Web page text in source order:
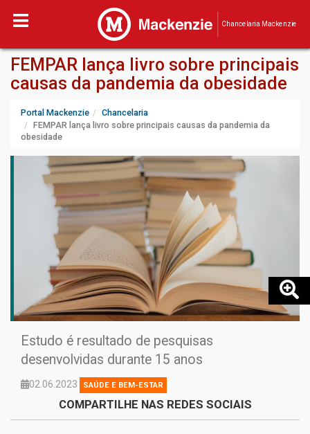
Chancelaria Mackenzie
FEMPAR lança livro sobre principais
causas da pandemia da obesidade
Portal Mackenzie
Chancelaria
FEMPAR lança livro sobre principais causas da pandemia da
obesidade
Estudo é resultado de pesquisas
desenvolvidas durante 15 anos
02.06.2023 SAÚDE E BEM-ESTAR
COMPARTILHE NAS REDES SOCIAIS